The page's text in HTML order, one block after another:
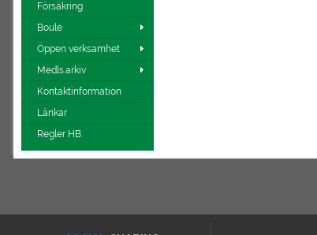
Försäkring
Boule
Öppen verksamhet
Medls.arkiv
Kontaktinformation
Länkar
Regler HB